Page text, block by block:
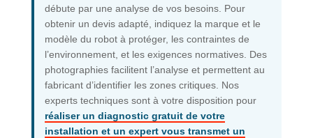
débute par une analyse de vos besoins. Pour
obtenir un devis adapté, indiquez la marque et le
modèle du robot à protéger, les contraintes de
l’environnement, et les exigences normatives. Des
photographies facilitent l’analyse et permettent au
fabricant d’identifier les zones critiques. Nos
experts techniques sont à votre disposition pour
réaliser un diagnostic gratuit de votre
installation et un expert vous transmet un